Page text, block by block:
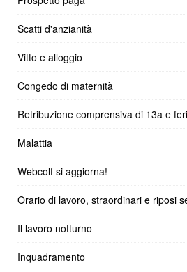
Scatti d'anzianità
Vitto e alloggio
Congedo di maternità
Retribuzione comprensiva di 13a e
Malattia
Webcolf si aggiorna!
Orario di lavoro, straordinari e riposi
Il lavoro notturno
Inquadramento